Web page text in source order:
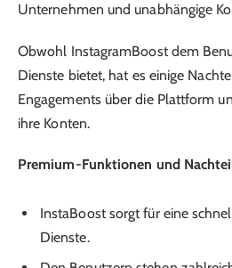
Unternehmen und unabhängige
Obwohl InstagramBoost dem
Dienste bietet, hat es einige
Engagements über die Plattform
ihre Konten.
Premium-Funktionen und
InstaBoost sorgt für eine
Dienste.